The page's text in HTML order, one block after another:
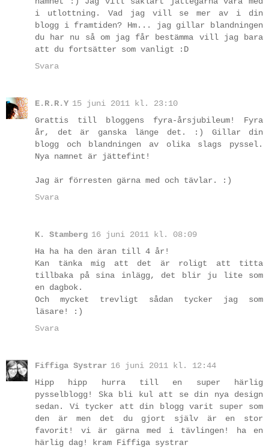
i utlottning. Vad jag vill se mer av i din
blogg i framtiden? Hm... jag gillar blandningen
du har nu så om jag får bestämma vill jag bara
att du fortsätter som vanligt :D
Svara
E.R.R.Y 15 juni 2011 kl. 23:10
Grattis till bloggens fyra-årsjubileum! Fyra
år, det är ganska länge det. :) Gillar din
blogg och blandningen av olika slags pyssel.
Nya namnet är jättefint!
Jag är förresten gärna med och tävlar. :)
Svara
K. Stamberg 16 juni 2011 kl. 08:09
Ha ha ha den äran till 4 år!
Kan tänka mig att det är roligt att titta
tillbaka på sina inlägg, det blir ju lite som
en dagbok.
Och mycket trevligt sådan tycker jag som
läsare! :)
Svara
Fiffiga Systrar 16 juni 2011 kl. 12:44
Hipp hipp hurra till en super härlig
pysselblogg! Ska bli kul att se din nya design
sedan. Vi tycker att din blogg varit super som
den är men det du gjort själv är en stor
favorit! vi är gärna med i tävlingen! ha en
härlig dag! kram Fiffiga systrar